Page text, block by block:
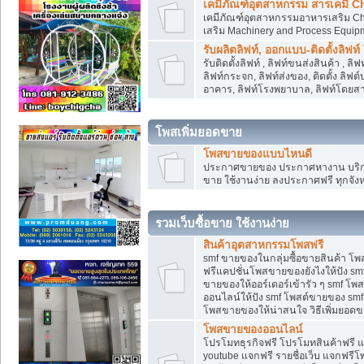
เคมีภัณฑ์อุตสาหกรรม สารเคมี
เคมีภัณฑ์อุตสาหกรรมอาหารเสริม
เสริม Machinery and Process
รับผลิตลิฟท์, ออกแบบ-ติดตั้งลิฟท์
รับติดตั้งลิฟท์ , ลิฟท์ขนส่งสินค้า , ลิ
ลิฟท์กระจก, ลิฟท์ส่งของ, ติดตั้ง ลิฟ
อาคาร, ลิฟท์โรงพยาบาล, ลิฟท์โดย
โพสเพิ่มยอดขาย
โพสขายของแบบไหนดี
ประกาศขายของ ประกาศหางาน บริ
ขาย ใช้งานง่าย ลงประกาศฟรี ทุกจัง
รวมเว็บซื้อขาย ใช้งานง่าย
สินค้าอุตสาหกรรมโพสฟรี
smf ขายของในกลุ่มซื้อขายสินค้า โ
ฟรีแคปชั่นโพสขายของยังไงให้ปัง
ขายของให้ออร์เดอร์เข้ารัว ๆ smf โ
ออนไลน์ให้ปัง smf โพสต์ขายของ
โพสขายของให้น่าสนใจ วิธีเพิ่มยอด
โพสขายของออนไลน์
โปรโมทธุรกิจฟรี โปรโมทสินค้าฟรี
youtube แจกฟรี รายชื่อเว็บ แจกฟรี